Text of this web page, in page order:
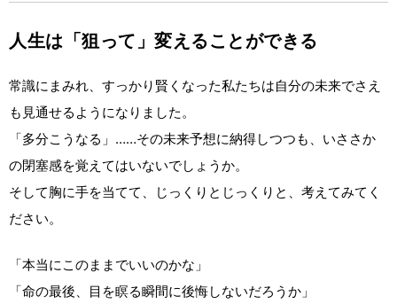
人生は「狙って」変えることができる
常識にまみれ、すっかり賢くなった私たちは自分の未来でさえ
も見通せるようになりました。
「多分こうなる」……その未来予想に納得しつつも、いささか
の閉塞感を覚えてはいないでしょうか。
そして胸に手を当てて、じっくりとじっくりと、考えてみてく
ださい。
「本当にこのままでいいのかな」
「命の最後、目を瞑る瞬間に後悔しないだろうか」